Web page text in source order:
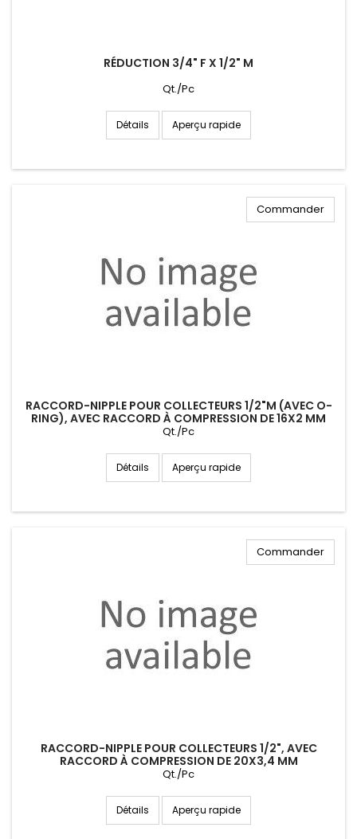
RÉDUCTION 3/4" F X 1/2" M
Qt./Pc
Détails Aperçu rapide
RACCORD-NIPPLE POUR COLLECTEURS 1/2"M (AVEC O-
RING), AVEC RACCORD À COMPRESSION DE 16X2 MM
Qt./Pc
Détails Aperçu rapide
Commander
RACCORD-NIPPLE POUR COLLECTEURS 1/2", AVEC
RACCORD À COMPRESSION DE 20X3,4 MM
Qt./Pc
Détails Aperçu rapide
Commander